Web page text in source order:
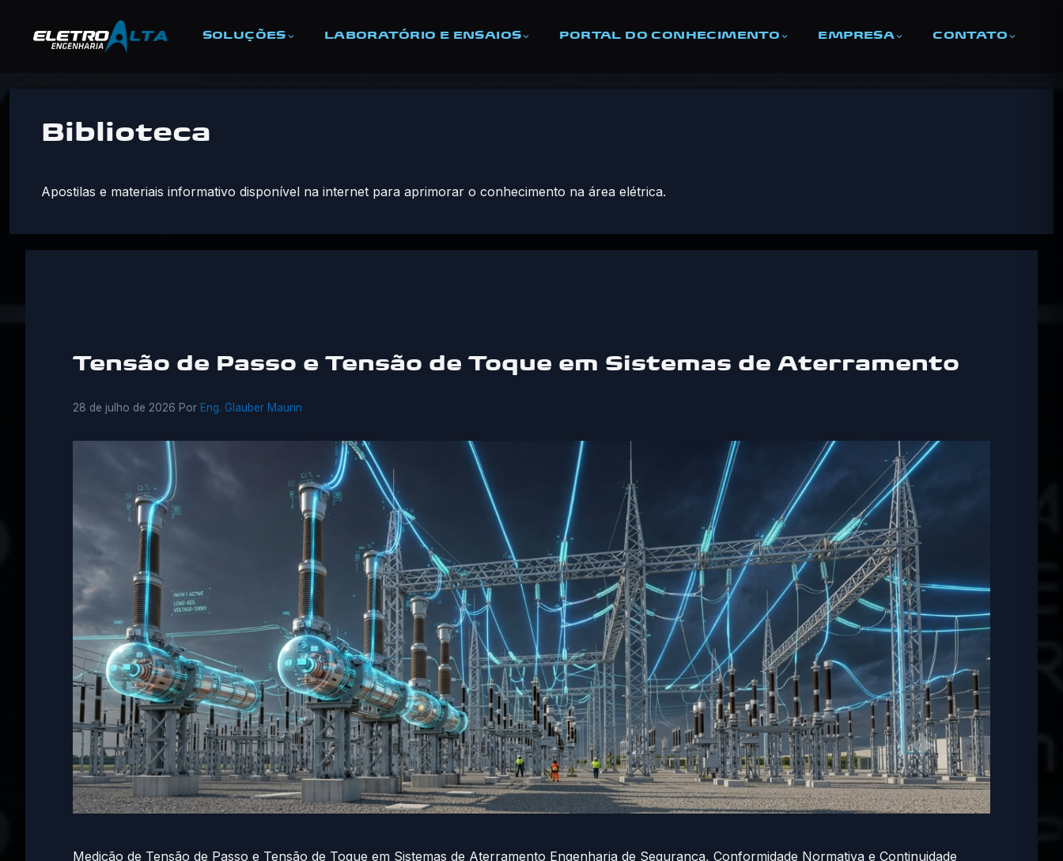
SOLUÇÕES LABORATÓRIO E ENSAIOS PORTAL DO CONHECIMENTO EMPRESA CONTATO
Biblioteca
Apostilas e materiais informativo disponível na internet para aprimorar o conhecimento na área elétrica.
Tensão de Passo e Tensão de Toque em Sistemas de Aterramento
28 de julho de 2026 Por Eng. Glauber Maurin
Medição de Tensão de Passo e Tensão de Toque em Sistemas de Aterramento Engenharia de Segurança, Conformidade Normativa e Continuidade